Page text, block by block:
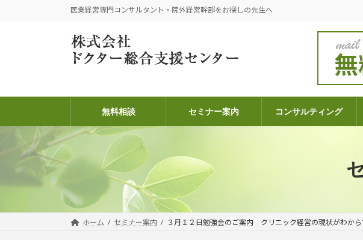
医業経営専門コンサルタント・院外経営幹部をお探しの先生へ
無料相談 セミナー案内 コンサルティング
ホーム セミナー案内 ３月１２日勉強会のご案内 クリニック経営の現状がわか